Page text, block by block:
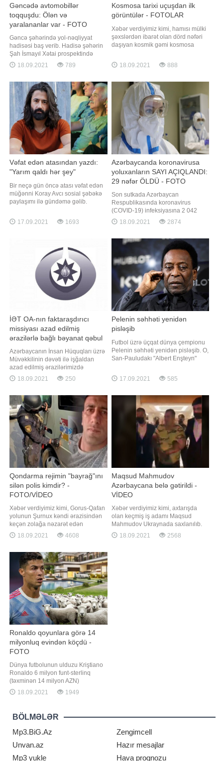
Gəncədə avtomobillər
toqquşdu: Ölən və
yaralananlar var - FOTO
Gəncə şəhərində yol-nəqliyyat
hadisəsi baş verib. Hadisə şəhərin
Şah İsmayıl Xətai prospektində
qeydə alınıb. Belə ki, hərəkətdə
olan VAZ-21 015 markalı minik
toqquşub. Daha sonra
avtomobillərdən biri yoldan keçən
iki piyadanı vurub. Onlardan biri
ölüb, digəri is
18.09.2021 789
Kosmosa tarixi uçuşdan ilk
görüntülər - FOTOLAR
Xəbər verdiyimiz kimi, hamısı mülki
şəxslərdən ibarət olan dörd nəfəri
daşıyan kosmik gəmi kosmosa
ki, "SpaceX" kosmos turistlərinin ilk
görüntülərini yayımlayıb. Həmin
18.09.2021 888
Vəfat edən atasından yazdı:
"Yarım qaldı hər şey"
Bir neçə gün öncə atası vəfat edən
müğənni Koray Avcı sosial şəbəkə
paylaşımı ilə gündəmə gəlib.
atasının fotosunu paylaşan sənətçi
hisslərini belə ifadə edib:. "Mənə
içmədik səninlə. Aşiq olduğumu d
17.09.2021 1693
Azərbaycanda koronavirusa
yoluxanların SAYI AÇIQLANDI:
29 nəfər ÖLDÜ - FOTO
Son sutkada Azərbaycan
Respublikasında koronavirus
(COVID-19) infeksiyasına 2 042
yeni yoluxma faktı qeydə alınıb, 3
224 nəfər müalicə olunaraq sağalıb.
Qərargahdan verilən məlumata
görə, COVID-19 üçün götürülən
analiz nümunələri müsbət çıxmış 29
nəfər vəfat edib. İndiyədə
18.09.2021 2874
İƏT OA-nın faktaraşdırıcı
missiyası azad edilmiş
ərazilərlə bağlı bəyanat qəbul
edib
Azərbaycanın İnsan Hüquqları üzrə
Müvəkkilinin dəvəti ilə işğaldan
azad edilmiş ərazilərimizdə
monitorinq aparmaq üçün
ölkəmizdə rəsmi səfərdə olan İslam
Ombudsmanlar Assosiasiyasının
(İƏT OA) nümayəndə heyəti ilə
Ombudsman Aparatında mətbuat
konfransı keçirilib. Bu barədə
BİG.AZ-
18.09.2021 250
Pelenin səhhəti yenidən
pisləşib
Futbol üzrə üçqat dünya çempionu
Pelenin səhhəti yenidən pisləşib. O,
San-Pauludakı "Albert Enşteyn"
terapiya şöbəsinə köçürülüb.
Braziliyalı futbol əfsanəsinin qırtlaq
Ağırlaşmanın müvəqqəti olduğu,
xüsusi müalicə və qulluq sayəsind
17.09.2021 585
Qondarma rejimin "bayrağ"ını
silən polis kimdir? -
FOTO/VİDEO
Xəbər verdiyimiz kimi, Gorus-Qafan
yolunun Şurnux kəndi ərazisindən
keçən zolağa nəzarət edən
Azərbaycan polisi burada hərəkət
edən avtomobilin üzərindəki
qondarma "bayrağı"nı elə yerindəcə
süngü ilə qazıyıb. Sosial
şəbəkələrdə yayılan məlumata
görə, həmi
18.09.2021 4608
Maqsud Mahmudov
Azərbaycana belə gətirildi -
VİDEO
Xəbər verdiyimiz kimi, axtarışda
olan keçmiş iş adamı Maqsud
Mahmudov Ukraynada saxlanılıb.
"Qafqazinfo" Maqsud Mahmudovun
Azərbaycana deportasiya
18.09.2021 2568
Ronaldo qoyunlara görə 14
milyonluq evindən köçdü -
FOTO
Dünya futbolunun ulduzu Kriştiano
Ronaldo 6 milyon funt-sterlinq
(təxminən 14 milyon AZN)
dəyərindəki malikanəsindən
köçmək məcburiyyətində qalıb.
futbolçunun həyat yoldaşı Corcino
Rodriqez və 4 övladı ilə birlikdə
yaşadığı villanın ətrafında qoyun
sürüsünün olmasıdır. Ronald
18.09.2021 1949
BÖLMƏLƏR
Mp3.BiG.Az
Zengimcell
Unvan.az
Hazır mesajlar
Mp3 yukle
Hava proqnozu